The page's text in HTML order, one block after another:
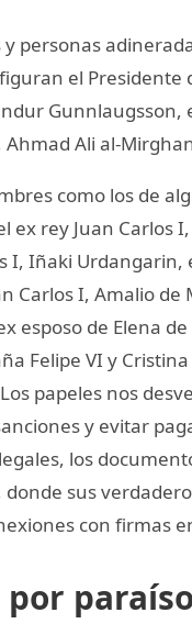
personas
el Presidente
Gunnlaugsson,
Ahmad Ali al-
como los de
rey Juan Carlos
I, Iñaki Urdangarin,
Carlos I, Amalio de
esposo de Elena
Felipe VI y
papeles nos
y evitar
los
sus
con firmas